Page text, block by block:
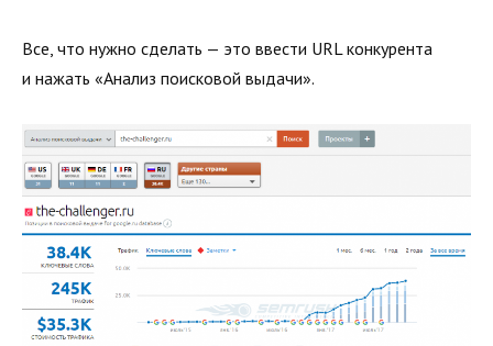
Все, что нужно сделать — это ввести URL конкурента
и нажать «Анализ поисковой выдачи».